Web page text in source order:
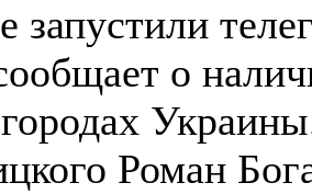
запустили
о
Роман